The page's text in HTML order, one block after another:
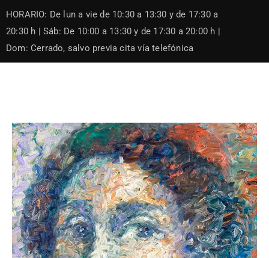
to
content
HORARIO: De lun a vie de 10:30 a 13:30 y de 17:30 a
20:30 h | Sáb: De 10:00 a 13:30 y de 17:30 a 20:00 h |
Dom: Cerrado, salvo previa cita vía telefónica